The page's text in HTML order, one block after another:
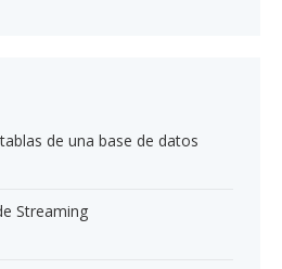
de una base de datos
Streaming